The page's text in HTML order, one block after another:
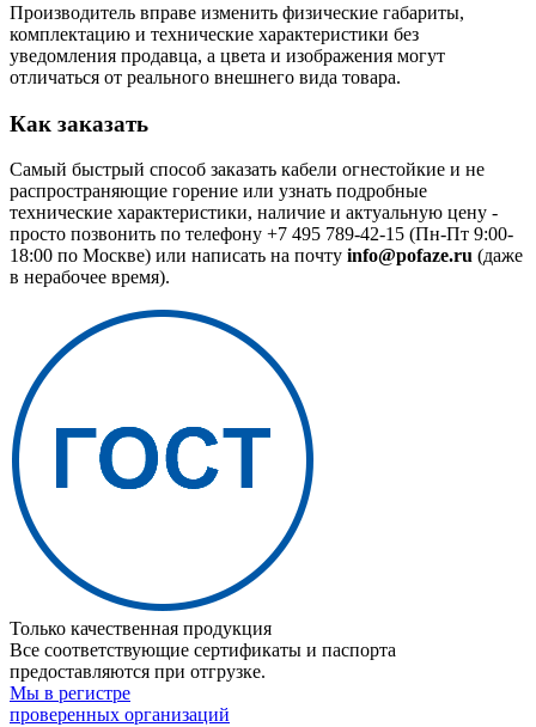
Производитель вправе изменить физические габариты,
комплектацию и технические характеристики без
уведомления продавца, а цвета и изображения могут
отличаться от реального внешнего вида товара.
Как заказать
Самый быстрый способ заказать кабели огнестойкие и не
распространяющие горение или узнать подробные
технические характеристики, наличие и актуальную цену -
просто позвонить по телефону +7 495 789-42-15 (Пн-Пт 9:00-
18:00 по Москве) или написать на почту info@pofaze.ru (даже
в нерабочее время).
Только качественная продукция
Все соответствующие сертификаты и паспорта
предоставляются при отгрузке.
Мы в регистре
проверенных организаций